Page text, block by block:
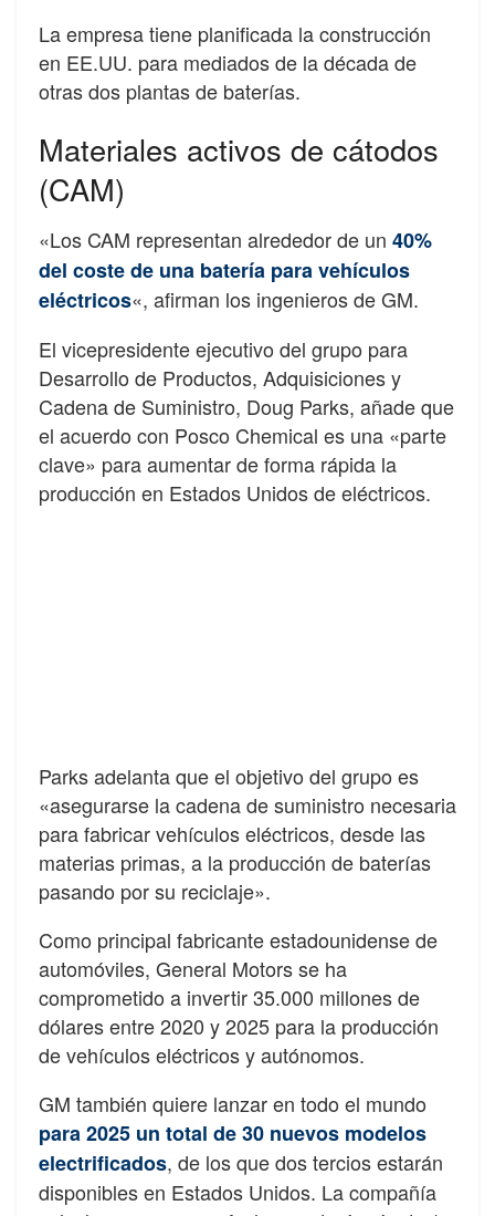
La empresa tiene planificada la construcción
en EE.UU. para mediados de la década de
otras dos plantas de baterías.
Materiales activos de cátodos
(CAM)
«Los CAM representan alrededor de un 40%
del coste de una batería para vehículos
eléctricos«, afirman los ingenieros de GM.
El vicepresidente ejecutivo del grupo para
Desarrollo de Productos, Adquisiciones y
Cadena de Suministro, Doug Parks, añade que
el acuerdo con Posco Chemical es una «parte
clave» para aumentar de forma rápida la
producción en Estados Unidos de eléctricos.
Parks adelanta que el objetivo del grupo es
«asegurarse la cadena de suministro necesaria
para fabricar vehículos eléctricos, desde las
materias primas, a la producción de baterías
pasando por su reciclaje».
Como principal fabricante estadounidense de
automóviles, General Motors se ha
comprometido a invertir 35.000 millones de
dólares entre 2020 y 2025 para la producción
de vehículos eléctricos y autónomos.
GM también quiere lanzar en todo el mundo
para 2025 un total de 30 nuevos modelos
electrificados, de los que dos tercios estarán
disponibles en Estados Unidos. La compañía